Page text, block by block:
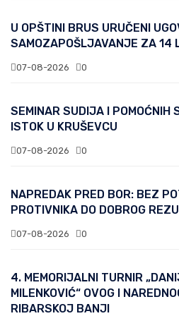
U OPŠTINI BRUS URUČENI
SAMOZAPOŠLJAVANJE ZA 14
07-08-2026 0
SEMINAR SUDIJA I POMOĆNIH
ISTOK U KRUŠEVCU
07-08-2026 0
NAPREDAK PRED BOR: BEZ
PROTIVNIKA DO DOBROG
07-08-2026 0
4. MEMORIJALNI TURNIR
MILENKOVIĆ“ OVOG I
RIBARSKOJ BANJI